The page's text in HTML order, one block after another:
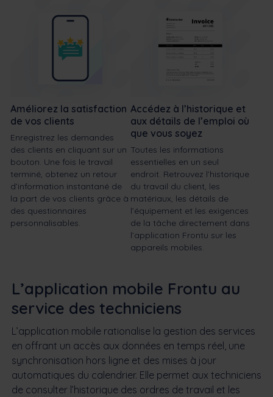
Améliorez la satisfaction
de vos clients
Enregistrez les demandes
des clients en cliquant sur un
bouton. Une fois le travail
terminé, obtenez un retour
d’information instantané de
la part de vos clients grâce à
des questionnaires
personnalisables.
Accédez à l’historique et
aux détails de l’emploi où
que vous soyez
Toutes les informations
essentielles en un seul
endroit. Retrouvez l’historique
du travail du client, les
matériaux, les détails de
l’équipement et les exigences
de la tâche directement dans
l’application Frontu sur les
appareils mobiles.
L’application mobile Frontu au
service des techniciens
L’application mobile rationalise la gestion des services
en offrant un accès aux données en temps réel, une
synchronisation hors ligne et des mises à jour
automatiques du calendrier. Elle permet aux techniciens
de consulter l’historique des ordres de travail et les